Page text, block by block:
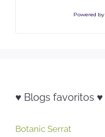
Powered by
♥ Blogs favoritos ♥
Botanic Serrat